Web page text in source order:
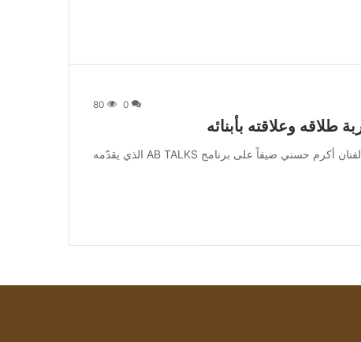
0
80
وعلاقته بأبنائه
من صحيفة اشراق العالم 24:[ad_1] متابعة بتجــرد: حلّ الفنان أكرم حسني ضيفاً على برنامج AB TALKS الذي يقدّمه